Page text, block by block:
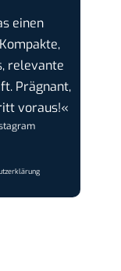
einen
relevante
Prägnant,
voraus!«